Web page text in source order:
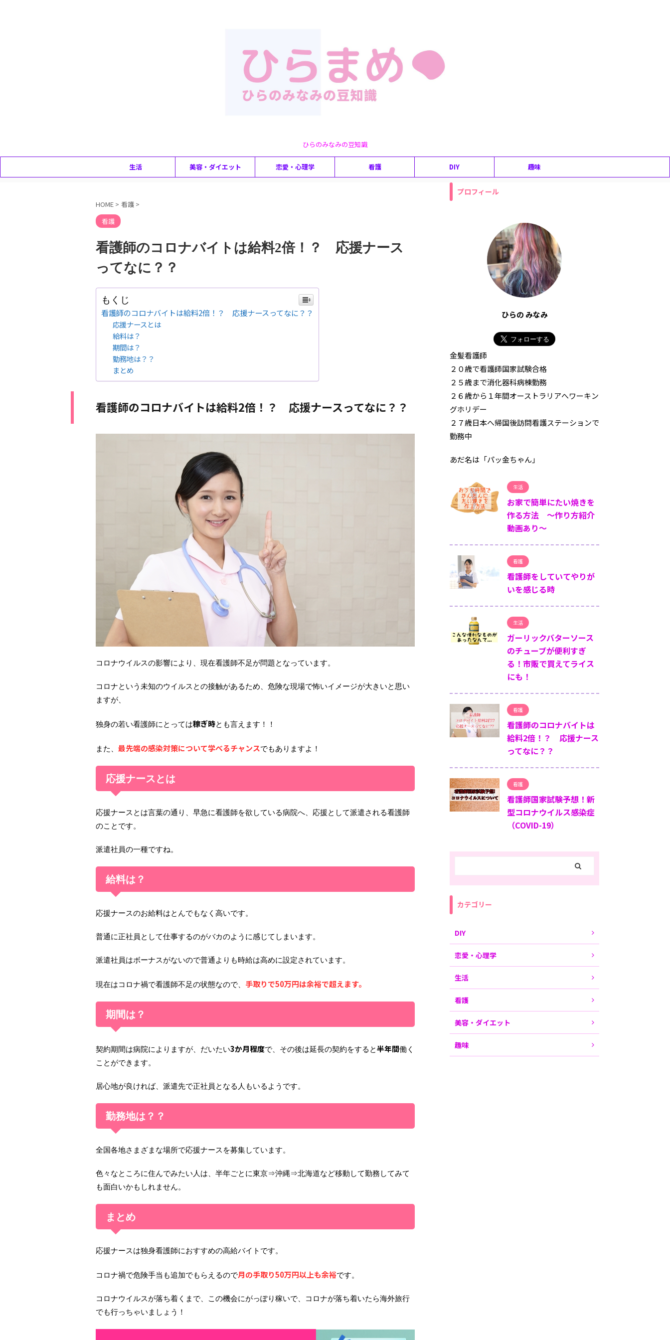
ひらのみなみの豆知識
生活 美容・ダイエット 恋愛・心理学 看護 DIY 趣味
HOME > 看護 >
看護
看護師のコロナバイトは給料2倍！？ 応援ナース
ってなに？？
もくじ
看護師のコロナバイトは給料2倍！？ 応援ナースってなに？？
応援ナースとは
給料は？
期間は？
勤務地は？？
まとめ
看護師のコロナバイトは給料2倍！？ 応援ナースってなに？？
コロナウイルスの影響により、現在看護師不足が問題となっています。
コロナという未知のウイルスとの接触があるため、危険な現場で怖いイメージが大きいと思い
ますが、
独身の若い看護師にとっては稼ぎ時とも言えます！！
また、 最先端の感染対策について学べるチャンスでもありますよ！
応援ナースとは
応援ナースとは言葉の通り、早急に看護師を欲している病院へ、応援として派遣される看護師
のことです。
派遣社員の一種ですね。
給料は？
応援ナースのお給料はとんでもなく高いです。
普通に正社員として仕事するのがバカのように感じてしまいます。
派遣社員はボーナスがないので普通よりも時給は高めに設定されています。
現在はコロナ禍で看護師不足の状態なので、 手取りで50万円は余裕で超えます。
期間は？
契約期間は病院によりますが、だいたい3か月程度で、その後は延長の契約をすると半年間働く
ことができます。
居心地が良ければ、派遣先で正社員となる人もいるようです。
勤務地は？？
全国各地さまざまな場所で応援ナースを募集しています。
色々なところに住んでみたい人は、半年ごとに東京⇒沖縄⇒北海道など移動して勤務してみて
も面白いかもしれません。
まとめ
応援ナースは独身看護師におすすめの高給バイトです。
コロナ禍で危険手当も追加でもらえるので月の手取り50万円以上も余裕です。
コロナウイルスが落ち着くまで、この機会にがっぽり稼いで、コロナが落ち着いたら海外旅行
でも行っちゃいましょう！
プロフィール
ひらの みなみ
金髪看護師
２０歳で看護師国家試験合格
２５歳まで消化器科病棟勤務
２６歳から１年間オーストラリアへワーキン
グホリデー
２７歳日本へ帰国後訪問看護ステーションで
勤務中
あだ名は「パッ金ちゃん」
生活
お家で簡単にたい焼きを
作る方法 ～作り方紹介
動画あり～
看護
看護師をしていてやりが
いを感じる時
生活
ガーリックバターソース
のチューブが便利すぎ
る！市販で買えてライス
にも！
看護
看護師のコロナバイトは
給料2倍！？ 応援ナース
ってなに？？
看護
看護師国家試験予想！新
型コロナウイルス感染症
（COVID-19）
カテゴリー
DIY
恋愛・心理学
生活
看護
美容・ダイエット
趣味